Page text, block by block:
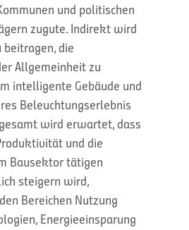
und politischen
zugute. Indirekt wird
beitragen, die
Allgemeinheit zu
intelligente Gebäude und
Beleuchtungserlebnis
wird erwartet, dass
und die
Bausektor tätigen
steigern wird,
Bereichen Nutzung
Energieeinsparung